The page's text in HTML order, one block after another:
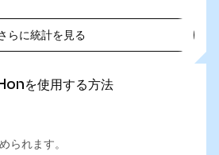
らに統計を見る
を使用する方法
られます。